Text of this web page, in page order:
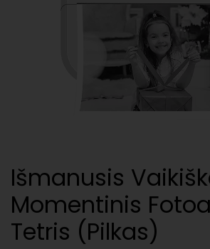
Išmanusis
Momentinis
Tetris (Pilkas)